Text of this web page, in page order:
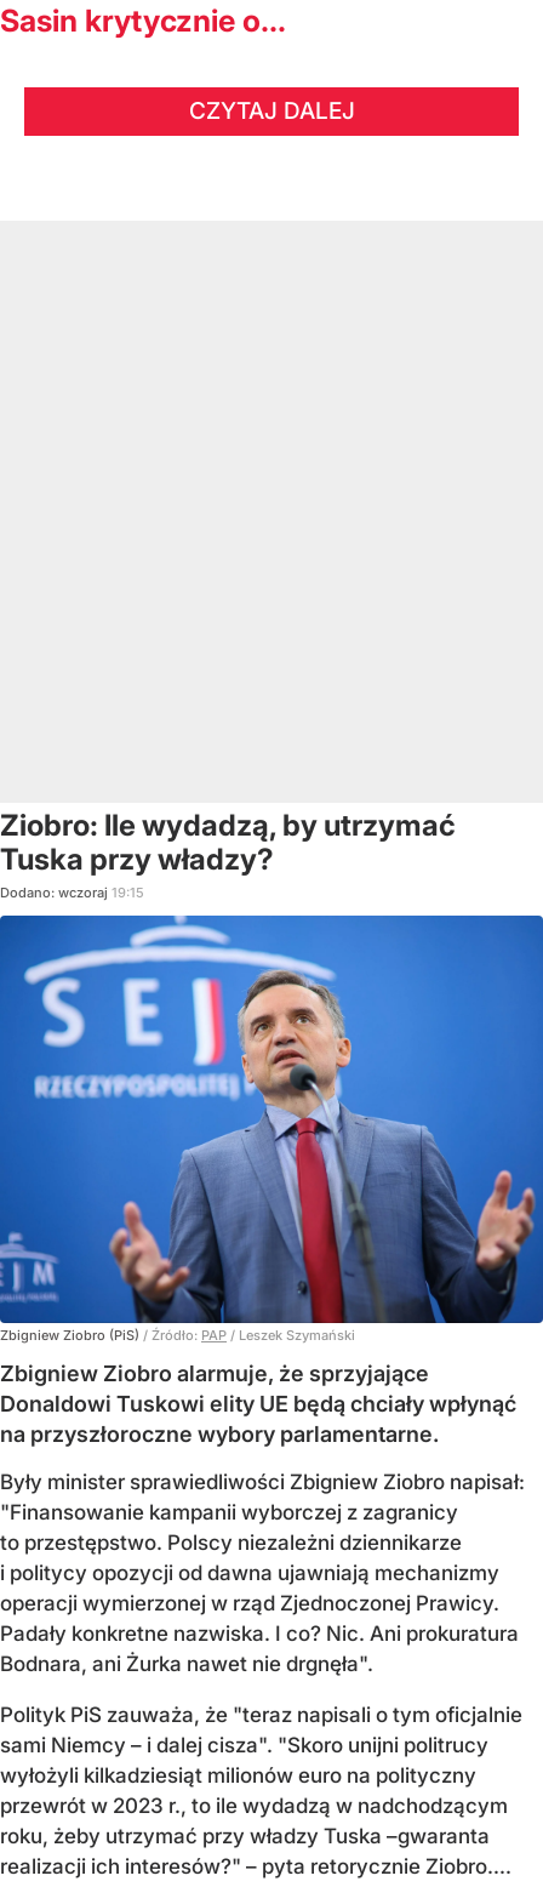
Sasin krytycznie o...
CZYTAJ DALEJ
Ziobro: Ile wydadzą, by utrzymać
Tuska przy władzy?
Dodano: wczoraj 19:15
Zbigniew Ziobro (PiS) / Źródło: PAP / Leszek Szymański
Zbigniew Ziobro alarmuje, że sprzyjające
Donaldowi Tuskowi elity UE będą chciały wpłynąć
na przyszłoroczne wybory parlamentarne.
Były minister sprawiedliwości Zbigniew Ziobro napisał:
"Finansowanie kampanii wyborczej z zagranicy
to przestępstwo. Polscy niezależni dziennikarze
i politycy opozycji od dawna ujawniają mechanizmy
operacji wymierzonej w rząd Zjednoczonej Prawicy.
Padały konkretne nazwiska. I co? Nic. Ani prokuratura
Bodnara, ani Żurka nawet nie drgnęła".
Polityk PiS zauważa, że "teraz napisali o tym oficjalnie
sami Niemcy – i dalej cisza". "Skoro unijni politrucy
wyłożyli kilkadziesiąt milionów euro na polityczny
przewrót w 2023 r., to ile wydadzą w nadchodzącym
roku, żeby utrzymać przy władzy Tuska –gwaranta
realizacji ich interesów?" – pyta retorycznie Ziobro....